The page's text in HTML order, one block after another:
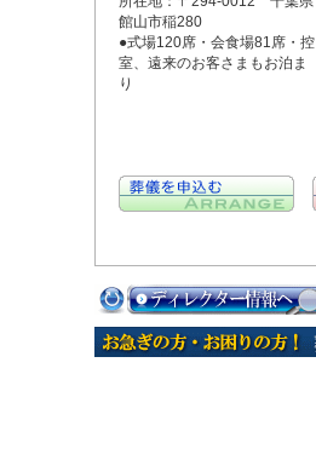
館山市稲280
●式場120席・会食場81席・控
室、遠来のお客さまもお泊ま
り